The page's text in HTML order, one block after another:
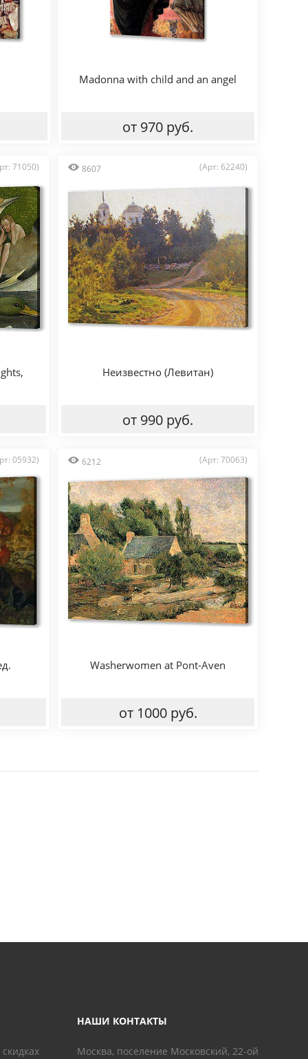
Madonna with child and an angel
от 970 руб.
71050) 8607 (Арт: 62240)
Неизвестно (Левитан)
от 990 руб.
05932) 6212 (Арт: 70063)
Washerwomen at Pont-Aven
от 1000 руб.
НАШИ КОНТАКТЫ
Москва, поселение Московский, 22-ой